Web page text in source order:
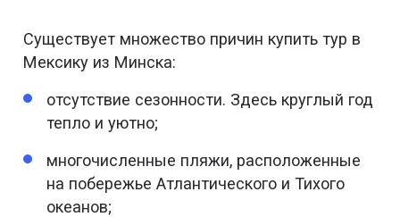
Существует множество причин купить тур в
Мексику из Минска:
отсутствие сезонности. Здесь круглый год
тепло и уютно;
многочисленные пляжи, расположенные
на побережье Атлантического и Тихого
океанов;